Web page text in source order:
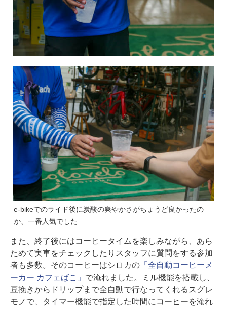
e-bikeでのライド後に炭酸の爽やかさがちょうど良かったの
か、一番人気でした
また、終了後にはコーヒータイムを楽しみながら、あら
ためて実車をチェックしたりスタッフに質問をする参加
者も多数。そのコーヒーはシロカの「全自動コーヒーメ
ーカー カフェばこ」 で淹れました。ミル機能を搭載し、
豆挽きからドリップまで全自動で行なってくれるスグレ
モノで、タイマー機能で指定した時間にコーヒーを淹れ